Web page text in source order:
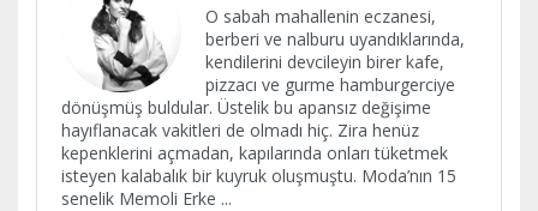
O sabah mahallenin eczanesi,
berberi ve nalburu uyandıklarında,
kendilerini devcileyin birer kafe,
pizzacı ve gurme hamburgerciye
dönüşmüş buldular. Üstelik bu apansız değişime
hayıflanacak vakitleri de olmadı hiç. Zira henüz
kepenklerini açmadan, kapılarında onları tüketmek
isteyen kalabalık bir kuyruk oluşmuştu. Moda’nın 15
senelik Memoli Erke ...